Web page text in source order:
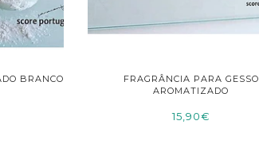
BRANCO
FRAGRÂNCIA PARA GESSO
AROMATIZADO
15,90€